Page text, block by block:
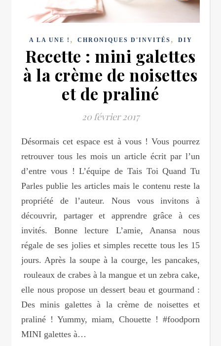
A LA UNE ! , CHRONIQUES D'INVITÉS , DIY
Recette : mini galettes
à la crème de noisettes
et de praliné
20 février 2017
Désormais cet espace est à vous ! Vous pourrez
retrouver tous les mois un article écrit par l’un
d’entre vous ! L’équipe de Tais Toi Quand Tu
Parles publie les articles mais le contenu reste la
propriété de l’auteur. Nous vous invitons à
découvrir, partager et apprendre grâce à ces
invités. Bonne lecture L’amie, Anansa nous
régale de ses jolies et simples recette tous les 15
jours. Après la soupe à la courge, les pancakes,
rouleaux de crabes à la mangue et un zebra cake,
elle nous propose un dessert beau et gourmand :
Des minis galettes à la crème de noisettes et
praliné ! Yummy, miam, Chouette ! #foodporn
MINI galettes à…